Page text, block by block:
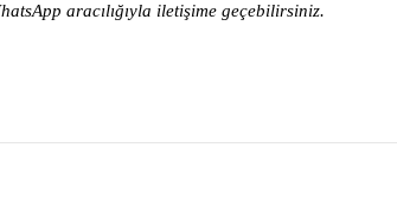
aracılığıyla iletişime geçebilirsiniz.